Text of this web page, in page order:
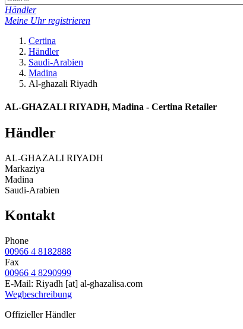
Händler
Meine Uhr registrieren
Certina
Händler
Saudi-Arabien
Madina
Al-ghazali Riyadh
AL-GHAZALI RIYADH, Madina - Certina Retailer
Händler
AL-GHAZALI RIYADH
Markaziya
Madina
Saudi-Arabien
Kontakt
Phone
00966 4 8182888
Fax
00966 4 8290999
E-Mail: Riyadh [at] al-ghazalisa.com
Wegbeschreibung
Offizieller Händler